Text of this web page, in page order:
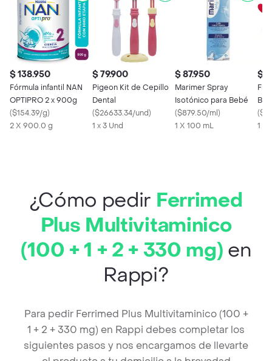
$ 138.950
Fórmula infantil NAN
OPTIPRO 2 x 900g
($154.39/g)
2 X 900.0 g
$ 79.900
Pigeon Kit de Cepillo
Dental
($26633.34/und)
1 x 3 Und
$ 87.950
Marimer Spray
Isotónico para Bebé
($879.50/ml)
1 X 100 mL
$
(
1 x
¿Cómo pedir Ferrimed
Plus Multivitaminico
(100 + 1 + 2 + 330 mg) en
Rappi?
Para pedir Ferrimed Plus Multivitaminico (100 +
1 + 2 + 330 mg) en Rappi debes completar los
siguientes pasos y nos encargamos de llevarte